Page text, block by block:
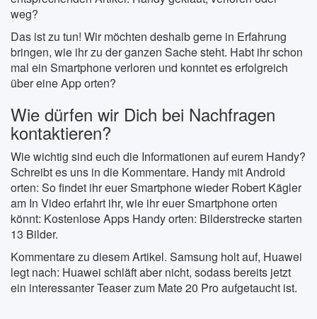
weg?
Das ist zu tun! Wir möchten deshalb gerne in Erfahrung
bringen, wie ihr zu der ganzen Sache steht. Habt ihr schon
mal ein Smartphone verloren und konntet es erfolgreich
über eine App orten?
Wie dürfen wir Dich bei Nachfragen
kontaktieren?
Wie wichtig sind euch die Informationen auf eurem Handy?
Schreibt es uns in die Kommentare. Handy mit Android
orten: So findet ihr euer Smartphone wieder Robert Kägler
am In Video erfahrt ihr, wie ihr euer Smartphone orten
könnt: Kostenlose Apps Handy orten: Bilderstrecke starten
13 Bilder.
Kommentare zu diesem Artikel. Samsung holt auf, Huawei
legt nach: Huawei schläft aber nicht, sodass bereits jetzt
ein interessanter Teaser zum Mate 20 Pro aufgetaucht ist.